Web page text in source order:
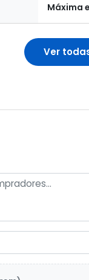
Máxima
Ver